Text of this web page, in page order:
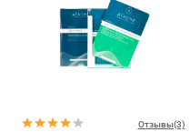
Отзывы(3)